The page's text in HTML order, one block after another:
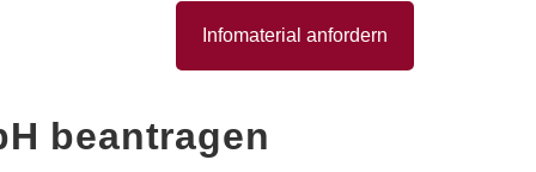
Infomaterial anfordern
beantragen